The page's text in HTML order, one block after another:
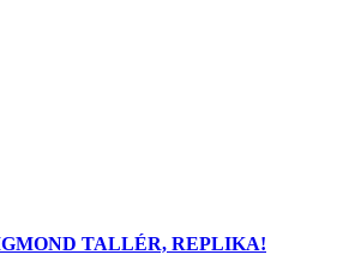
TALLÉR, REPLIKA!